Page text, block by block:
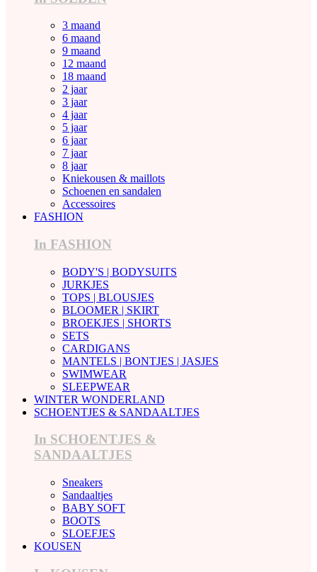
3 maand
6 maand
9 maand
12 maand
18 maand
2 jaar
3 jaar
4 jaar
5 jaar
6 jaar
7 jaar
8 jaar
Kniekousen & maillots
Schoenen en sandalen
Accessoires
FASHION
In FASHION
BODY'S | BODYSUITS
JURKJES
TOPS | BLOUSJES
BLOOMER | SKIRT
BROEKJES | SHORTS
SETS
CARDIGANS
MANTELS | BONTJES | JASJES
SWIMWEAR
SLEEPWEAR
WINTER WONDERLAND
SCHOENTJES & SANDAALTJES
In SCHOENTJES &
SANDAALTJES
Sneakers
Sandaaltjes
BABY SOFT
BOOTS
SLOEFJES
KOUSEN